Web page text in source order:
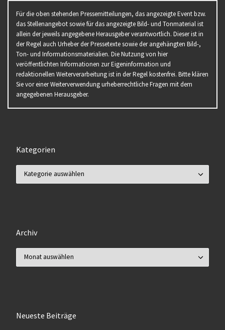
Für die oben stehenden Pressemitteilungen, das angezeigte Event bzw.
das Stellenangebot sowie für das angezeigte Bild- und Tonmaterial ist
allein der jeweils angegebene Herausgeber verantwortlich. Dieser ist in
der Regel auch Urheber der Pressetexte sowie der angehängten Bild-,
Ton- und Informationsmaterialien. Die Nutzung von hier
veröffentlichten Informationen zur Eigeninformation und
redaktionellen Weiterverarbeitung ist in der Regel kostenfrei. Bitte klären
Sie vor einer Weiterverwendung urheberrechtliche Fragen mit dem
angegebenen Herausgeber.
Kategorien
Archiv
Neueste Beiträge